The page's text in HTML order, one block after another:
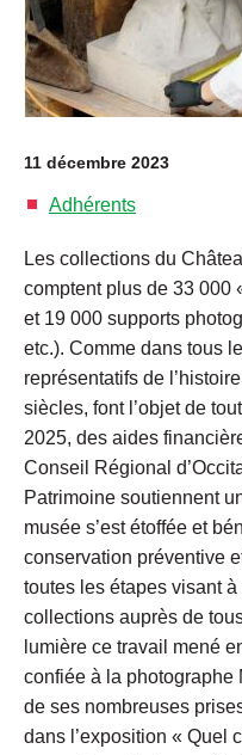
11 décembre 2023
Adhérents
Les collections du
comptent plus de 33 000
et 19 000 supports
etc.). Comme dans tous
représentatifs de
siècles, font l’objet de
2025, des aides
Conseil Régional
Patrimoine soutiennent
musée s’est étoffée et
conservation préventive
toutes les étapes visant
collections auprès de
lumière ce travail mené
confiée à la photographe
de ses nombreuses
dans l’exposition « Quel